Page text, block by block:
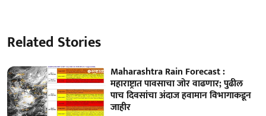
Related Stories
Maharashtra Rain Forecast :
महाराष्ट्रात पावसाचा जोर वाढणार; पुढील
पाच दिवसांचा अंदाज हवामान विभागाकडून
जाहीर